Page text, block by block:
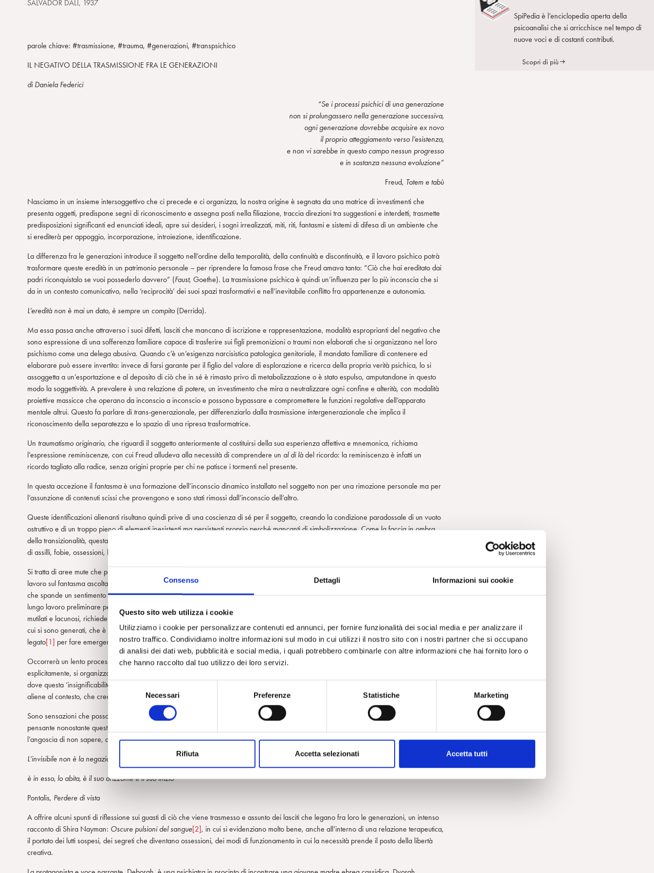
Consenso Dettagli Informazioni sui cookie
Questo sito web utilizza i cookie
Utilizziamo i cookie per personalizzare contenuti ed annunci, per fornire funzionalità dei social media e per analizzare il
nostro traffico. Condividiamo inoltre informazioni sul modo in cui utilizzi il nostro sito con i nostri partner che si occupano
di analisi dei dati web, pubblicità e social media, i quali potrebbero combinarle con altre informazioni che hai fornito loro o
che hanno raccolto dal tuo utilizzo dei loro servizi.
S
e
e
z
i
e
c
o
Necessari Preferenze Statistiche Marketing
Rifiuta Accetta selezionati Accetta tutti
SALVADOR DALI, 1937
parole chiave: #trasmissione, #trauma, #generazioni, #transpsichico
IL NEGATIVO DELLA TRASMISSIONE FRA LE GENERAZIONI
di Daniela Federici
“Se i processi psichici di una generazione
non si prolungassero nella generazione successiva,
ogni generazione dovrebbe acquisire ex novo
il proprio atteggiamento verso l’esistenza,
e non vi sarebbe in questo campo nessun progresso
e in sostanza nessuna evoluzione”
Freud, Totem e tabù
Nasciamo in un insieme intersoggettivo che ci precede e ci organizza, la nostra origine è segnata da una matrice di investimenti che
presenta oggetti, predispone segni di riconoscimento e assegna posti nella filiazione, traccia direzioni tra suggestioni e interdetti, trasmette
predisposizioni significanti ed enunciati ideali, apre sui desideri, i sogni irrealizzati, miti, riti, fantasmi e sistemi di difesa di un ambiente che
si erediterà per appoggio, incorporazione, introiezione, identificazione.
La differenza fra le generazioni introduce il soggetto nell’ordine della temporalità, della continuità e discontinuità, e il lavoro psichico potrà
trasformare queste eredità in un patrimonio personale – per riprendere la famosa frase che Freud amava tanto: “Ciò che hai ereditato dai
padri riconquistalo se vuoi possederlo davvero” (Faust, Goethe). La trasmissione psichica è quindi un’influenza per lo più inconscia che si
da in un contesto comunicativo, nella ‘reciprocità’ dei suoi spazi trasformativi e nell’inevitabile conflitto fra appartenenze e autonomia.
L’eredità non è mai un dato, è sempre un compito(Derrida).
Ma essa passa anche attraverso i suoi difetti, lasciti che mancano di iscrizione e rappresentazione, modalità esproprianti del negativo che
sono espressione di una sofferenza familiare capace di trasferire sui figli premonizioni o traumi non elaborati che si organizzano nel loro
psichismo come una delega abusiva. Quando c’è un’esigenza narcisistica patologica genitoriale, il mandato familiare di contenere ed
elaborare può essere invertito: invece di farsi garante per il figlio del valore di esplorazione e ricerca della propria verità psichica, lo si
assoggetta a un’esportazione e al deposito di ciò che in sé è rimasto privo di metabolizzazione o è stato espulso, amputandone in questo
modo la soggettività. A prevalere è una relazione di potere, un investimento che mira a neutralizzare ogni confine e alterità, con modalità
proiettive massicce che operano da inconscio a inconscio e possono bypassare e compromettere le funzioni regolative dell’apparato
mentale altrui. Questo fa parlare di trans-generazionale, per differenziarlo dalla trasmissione intergenerazionale che implica il
riconoscimento della separatezza e lo spazio di una ripresa trasformatrice.
Un traumatismo originario, che riguardi il soggetto anteriormente al costituirsi della sua esperienza affettiva e mnemonica, richiama
l’espressione reminiscenze, con cui Freud alludeva alla necessità di comprendere un al di làdel ricordo: la reminiscenza è infatti un
ricordo tagliato alla radice, senza origini proprie per chi ne patisce i tormenti nel presente.
In questa accezione il fantasmaè una formazione dell’inconscio dinamico installato nel soggetto non per una rimozione personale ma per
l’assunzione di contenuti scissi che provengono e sono stati rimossi dall’inconscio dell’altro.
Queste identificazioni alienanti risultano quindi prive di una coscienza di sé per il soggetto, creando la condizione paradossale di un vuoto
ostruttivo e di un troppo pieno di elementi inesistenti ma persistenti proprio perché mancanti di simbolizzazione. Come la faccia in ombra
della transizionalità, questa sorta di corpi estranei possono parassitare lo psichismo imprigionandolo in una temporalità circolare e ripetitiva
di assilli, fobie, ossessioni, bloccandone la sua dimensione immaginaria verso il futuro e il divenire.
Si tratta di aree mute che possono essere intraviste solo in momenti privilegiati del transfert, effetto di una costruzione che sgorga dal
lavoro sul fantasma ascoltato analiticamente a partire da qualcosa che manca nella tessitura del racconto, che odora di segreto e bizzarro,
che spande un sentimento di inquietante estraneità. Ma prima che si crei la possibilità di queste illuminazioni, la terapia necessita di un
lungo lavoro preliminare per comporre le lacerazioni dello spazio psichico. Il recupero – ma soprattutto la risignificazione – di questi testi
mutilati e lacunosi, richiede la negoziazione attenta di una duplice necessità: da una parte preservare l’unione con la continuità familiare in
cui si sono generati, che è necessaria al sostentamento dell’identità del paziente, e dall’altra supportare l’esigenza di affrancarsi da questo
legato[1] per fare emergere ciò che è più autentico dentro di sé (Abraham e Torok, 1987; Faimberg, 2006).
Occorrerà un lento processo di disidentificazione dai patti denegativi (Kaes, 2009), alleanze inconsce che pur non venendo formulate
esplicitamente, si organizzano intorno a un divieto di sapere che si oppone al crearsi di rappresentazioni mentali, un clima relazionale
dove questa ‘insignificabilità’ lascia come unico segno un alone che non può essere pensato ma solo vissuto, con emozioni intense ma
aliene al contesto, che creano confusione e incertezza.
Sono sensazioni che possono colonizzare anche la mente dell’analista, che avrà il suo daffare a mantenersi emotivamente vivo e
pensante nonostante questi funzionamenti deformanti. Sarà proprio la fatica di rinunciare a chiavi di lettura consuete e di accettare
l’angoscia di non sapere, che darà spazio a ciò che oscuramente organizza la storia del paziente e all’emergere di significati inattesi.
L’invisibile non è la negazione del visibile:
è in esso, lo abita, è il suo orizzonte e il suo inizio
Pontalis, Perdere di vista
A offrire alcuni spunti di riflessione sui guasti di ciò che viene trasmesso e assunto dei lasciti che legano fra loro le generazioni, un intenso
racconto di Shira Nayman: Oscure pulsioni del sangue[2], in cui si evidenziano molto bene, anche all’interno di una relazione terapeutica,
il portato dei lutti sospesi, dei segreti che diventano ossessioni, dei modi di funzionamento in cui la necessità prende il posto della libertà
creativa.
SpiPedia è l’enciclopedia aperta della
psicoanalisi che si arricchisce nel tempo di
nuove voci e di costanti contributi.
Scopri di più